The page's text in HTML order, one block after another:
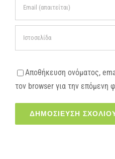
Αποθήκευση ονόματος,
τον browser για την επόμενη